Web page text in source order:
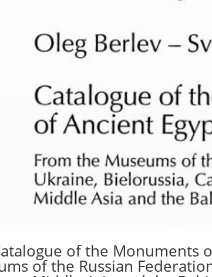
of the Monuments
of the Russian